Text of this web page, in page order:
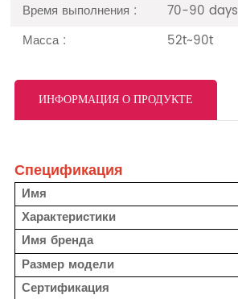
Время выполнения :
70-90 days
Масса :
52t~90t
ИНФОРМАЦИЯ О ПРОДУКТЕ
Спецификация
Имя
Характеристики
Имя бренда
Размер модели
Сертификация